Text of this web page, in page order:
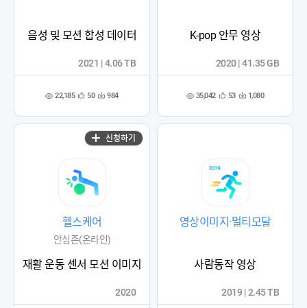
음성 및 모션 합성 데이터
조 22,185 관
록
50 다 984
2021 | 4.06 TB
K-pop 안무 영상
조 35,042 관
록
53 다 1,080
2020 | 41.35 GB
헬스케어
안심존(온라인)
재활 운동 센서 모션 이미지
2020
신청하기
영상이미지·멀티모달
사람동작 영상
2019 | 2.45 TB